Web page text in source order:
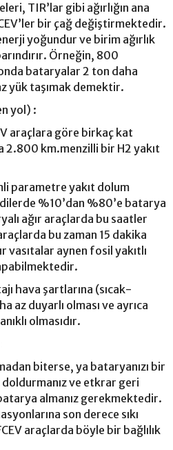
TIR’lar gibi ağırlığın ana
bir çağ değiştirmektedir.
yoğundur ve birim ağırlık
Örneğin, 800
bataryalar 2 ton daha
yük taşımak demektir.
yol) :
araçlara göre birkaç kat
2.800 km.menzilli bir H2 yakıt
parametre yakıt dolum
%10’dan %80’e batarya
ağır araçlarda bu saatler
bu zaman 15 dakika
vasıtalar aynen fosil yakıtlı
hava şartlarına (sıcak-
az duyarlı olması ve ayrıca
olmasıdır.
biterse, ya bataryanızı bir
ve etkrar geri
almanız gerekmektedir.
son derece sıkı
araçlarda böyle bir bağlılık